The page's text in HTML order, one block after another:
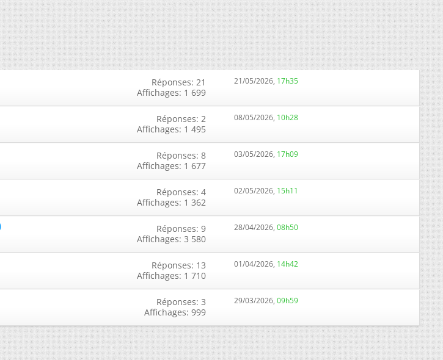
Réponses: 21
Affichages: 1 699
21/05/2026, 17h35
Réponses: 2
Affichages: 1 495
08/05/2026, 10h28
Réponses: 8
Affichages: 1 677
03/05/2026, 17h09
Réponses: 4
Affichages: 1 362
02/05/2026, 15h11
Réponses: 9
Affichages: 3 580
28/04/2026, 08h50
Réponses: 13
Affichages: 1 710
01/04/2026, 14h42
Réponses: 3
Affichages: 999
29/03/2026, 09h59